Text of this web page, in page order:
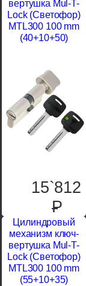
вертушка Mul-T-
Lock (Светофор)
MTL300 100 mm
(40+10+50)
15`812
P
Цилиндровый
механизм ключ-
вертушка Mul-T-
Lock (Светофор)
MTL300 100 mm
(55+10+35)